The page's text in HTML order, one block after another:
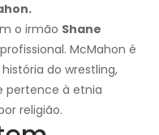
o irmão Shane
McMahon é
do wrestling,
pertence à etnia
religião.